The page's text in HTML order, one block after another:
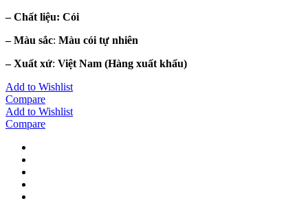
– Chất liệu: Cói
– Màu sắc: Màu cói tự nhiên
– Xuất xứ: Việt Nam (Hàng xuất khẩu)
Add to Wishlist
Compare
Add to Wishlist
Compare